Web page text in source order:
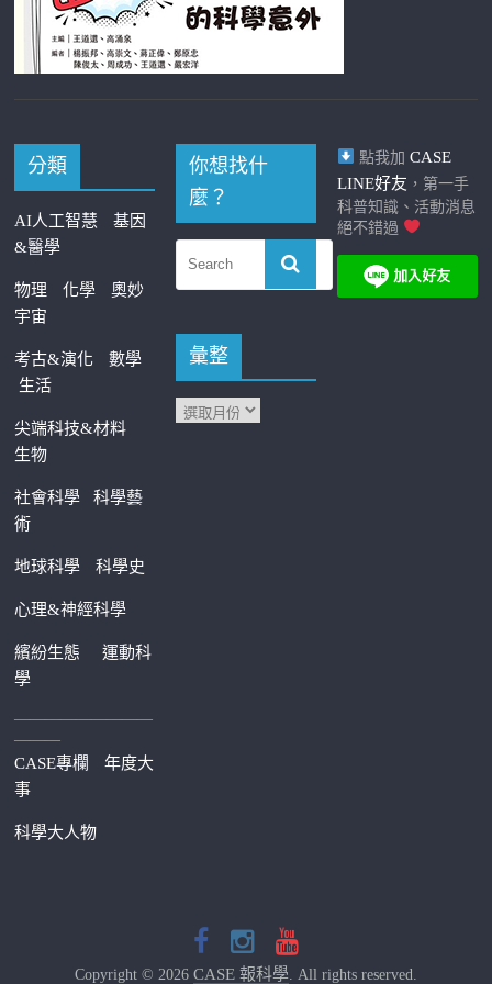
分類
AI人工智慧
基因
&醫學
物理 化學
奧妙
宇宙
考古&演化
數學
生活
尖端科技&材料
生物
社會科學科學藝
術
地球科學 科學史
心理&神經科學
繽紛生態運動科
學
—————————
———
CASE專欄
年度大
事
科學大人物
你想找什
麼？
彙整
點我加 CASE
LINE好友 ，第一手
科普知識、活動消息
絕不錯過
Copyright © 2026 CASE 報科學. All rights reserved.